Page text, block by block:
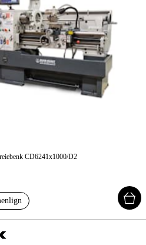
CD6241x1000/D2